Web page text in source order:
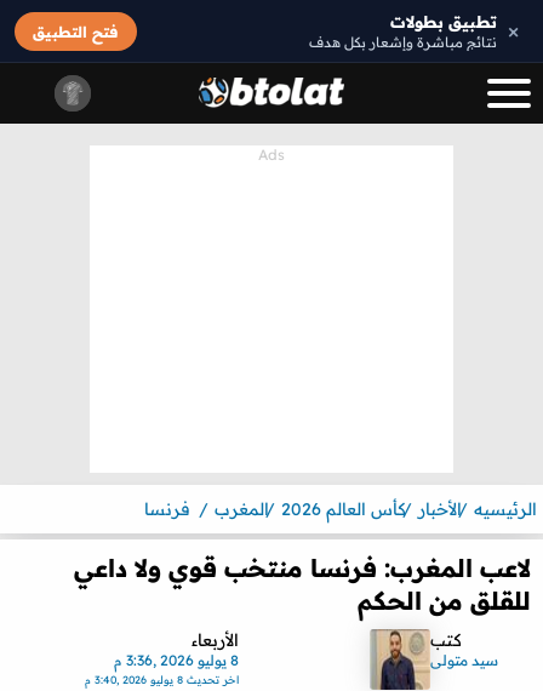
× تطبيق بطولات
نتائج مباشرة وإشعار بكل هدف
فتح التطبيق
الرئيسيه الأخبار كأس العالم 2026 المغرب فرنسا
لاعب المغرب: فرنسا منتخب قوي ولا داعي
للقلق من الحكم
كتب
سيد متولى
الأربعاء
8 يوليو 2026 ,3:36 م
اخر تحديث8 يوليو 2026 ,3:40 م